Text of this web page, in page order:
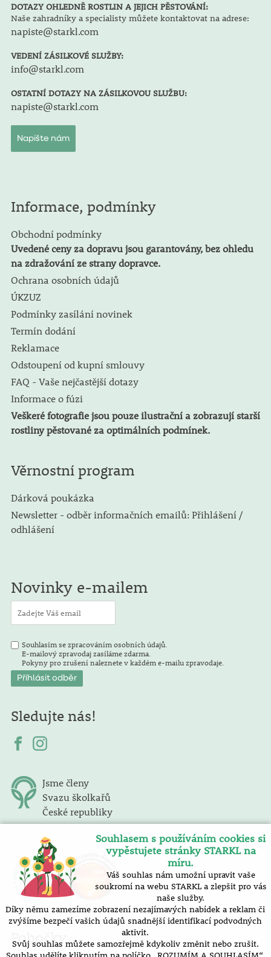
DOTAZY OHLEDNĚ ROSTLIN A JEJICH PĚSTOVÁNÍ:
Naše zahradníky a specialisty můžete kontaktovat na adrese:
napiste@starkl.com
VEDENÍ ZÁSILKOVÉ SLUŽBY:
info@starkl.com
OSTATNÍ DOTAZY NA ZÁSILKOVOU SLUŽBU:
napiste@starkl.com
Napište nám
Informace, podmínky
Obchodní podmínky
Uvedené ceny za dopravu jsou garantovány, bez ohledu
na zdražování ze strany dopravce.
Ochrana osobních údajů
ÚKZUZ
Podmínky zasílání novinek
Termín dodání
Reklamace
Odstoupení od kupní smlouvy
FAQ - Vaše nejčastější dotazy
Informace o fúzi
Veškeré fotografie jsou pouze ilustrační a zobrazují starší
rostliny pěstované za optimálních podmínek.
Věrnostní program
Dárková poukázka
Newsletter - odběr informačních emailů: Přihlášení /
odhlášení
Novinky e-mailem
Souhlasím se zpracováním osobních údajů.
E-mailový zpravodaj zasíláme zdarma.
Pokyny pro zrušení naleznete v každém e-mailu zpravodaje.
Sledujte nás!
Jsme členy
Svazu školkařů
České republiky
Pobočky
Souhlasem s používáním cookies si
vypěstujete stránky STARKL na
míru.
Váš souhlas nám umožní upravit vaše
soukromí na webu STARKL a zlepšit pro vás
naše služby.
Díky němu zamezíme zobrazení nezajímavých nabídek a reklam či
zvýšíme bezpečí vašich údajů snadnější identifikací podvodných
aktivit.
Svůj souhlas můžete samozřejmě kdykoliv změnit nebo zrušit.